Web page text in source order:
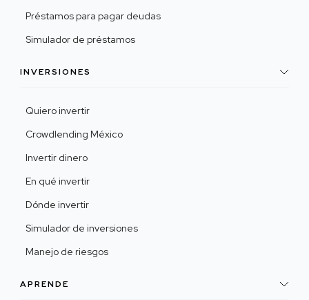
Préstamos para pagar deudas
Simulador de préstamos
INVERSIONES
Quiero invertir
Crowdlending México
Invertir dinero
En qué invertir
Dónde invertir
Simulador de inversiones
Manejo de riesgos
APRENDE